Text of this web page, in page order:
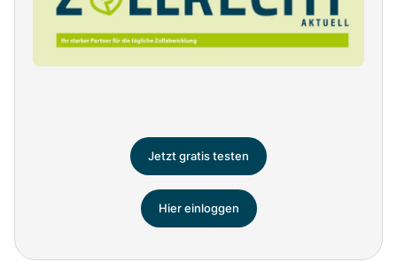
Jetzt gratis testen
Hier einloggen